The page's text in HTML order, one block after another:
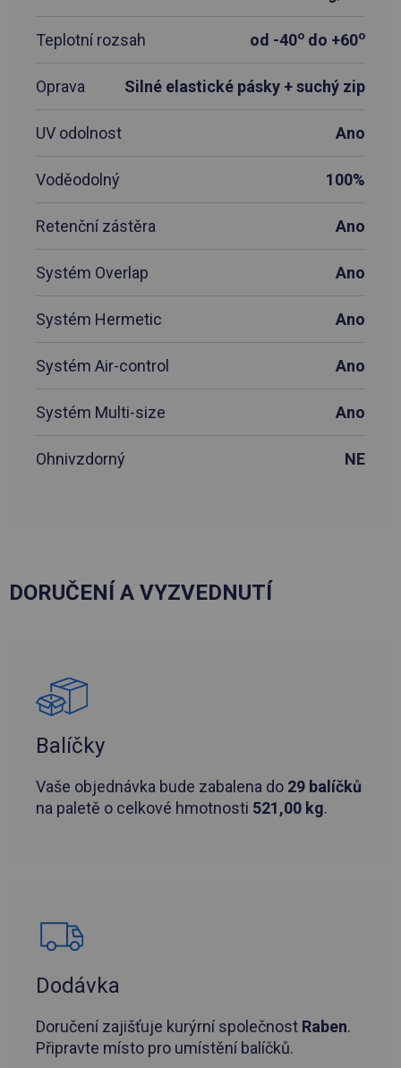
Teplotní rozsah od -40o do +60o
Oprava Silné elastické pásky + suchý zip
UV odolnost Ano
Voděodolný 100%
Retenční zástěra Ano
Systém Overlap Ano
Systém Hermetic Ano
Systém Air-control Ano
Systém Multi-size Ano
Ohnivzdorný NE
DORUČENÍ A VYZVEDNUTÍ
Balíčky
Vaše objednávka bude zabalena do 29 balíčků
na paletě o celkové hmotnosti 521,00 kg.
Dodávka
Doručení zajišťuje kurýrní společnost Raben.
Připravte místo pro umístění balíčků.